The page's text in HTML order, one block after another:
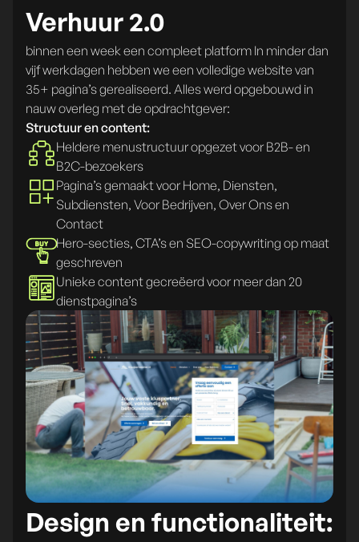
Verhuur 2.0
binnen een week een compleet platform In minder dan
vijf werkdagen hebben we een volledige website van
35+ pagina’s gerealiseerd. Alles werd opgebouwd in
nauw overleg met de opdrachtgever:
Structuur en content:
Heldere menustructuur opgezet voor B2B- en
B2C-bezoekers
Pagina’s gemaakt voor Home, Diensten,
Subdiensten, Voor Bedrijven, Over Ons en
Contact
Hero-secties, CTA’s en SEO-copywriting op maat
geschreven
Unieke content gecreëerd voor meer dan 20
dienstpagina’s
Design en functionaliteit: